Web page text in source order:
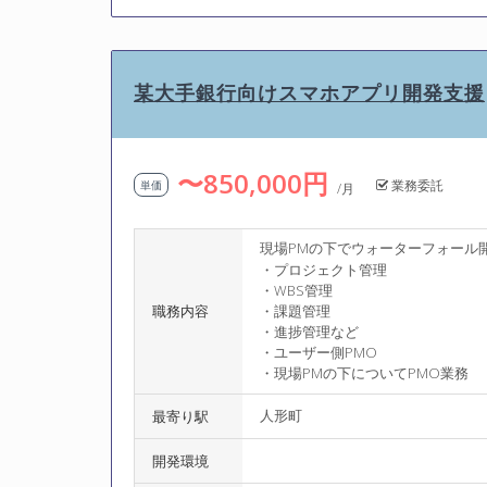
某大手銀行向けスマホアプリ開発支援
単価 〜850,000円 /月 業務委託
職務内容
現場PMの下でウォーターフォール
・プロジェクト管理
・WBS管理
・課題管理
・進捗管理など
・ユーザー側PMO
・現場PMの下についてPMO業務
最寄り駅 人形町
開発環境